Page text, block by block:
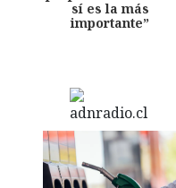
sí es la más
importante”